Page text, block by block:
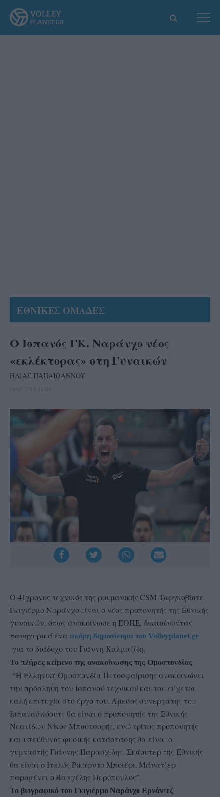
ΕΘΝΙΚΕΣ ΟΜΑΔΕΣ
Ο Ισπανός ΓΚ. Ναράνχο νέος
«εκλέκτορας» στη Γυναικών
ΗΛΙΑΣ ΠΑΠΑΪΩΑΝΝΟΥ
Ο 41χρονος τεχνικός της ρουμανικής CSM Ταργκοβίστε
Γκιγιέρμο Ναράνχο είναι ο νέος προπονητής της Εθνικής
γυναικών, όπως ανακοίνωσε η ΕΟΠΕ, δικαιώνοντας
πανηγυρικά ένα ακόμη δημοσίευμα του Volleyplanet.gr
για το διάδοχο του Γιάννη Καλμαζίδη.
Το πλήρες κείμενο της ανακοίνωσης της Ομοσπονδίας
“Η Ελληνική Oμοσπονδία Πετοσφαίρισης ανακοινώνει
την πρόσληψη του Ισπανού τεχνικού και του εύχεται
καλή επιτυχία στο έργο του. Άμεσος συνεργάτης του
Ισπανού κόουτς θα είναι ο προπονητής της Εθνικής
Νεανίδων Νίκος Μπουτσορής, ενώ τρίτος προπονητής
και υπεύθυνος φυσικής κατάστασης θα είναι ο
γυμναστής Γιάννης Παρασχίδης. Σκάουτερ της Εθνικής
θα είναι ο Ιταλός Ρικάρντο Μποιέρι. Μάνατζερ
παραμένει ο Βαγγέλης Περόπουλος”.
Το βιογραφικό του Γκιγιέρμο Ναράνχο Ερνάντεζ